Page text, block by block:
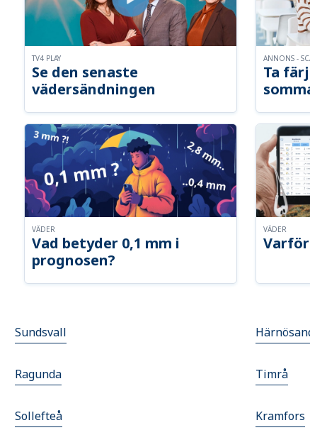
Se den senaste
vädersändningen
TV4 PLAY
Ta
ANNONS -
Vad betyder 0,1 mm i
prognosen?
VÄDER VÄDER
Sundsvall
Ragunda Timrå
Sollefteå Kramfors